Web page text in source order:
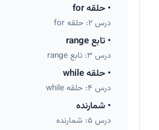
• حلقه for
درس 2: حلقه for
• تابع range
درس 3: تابع range
• حلقه while
درس 4: حلقه while
• شمارنده
درس 5: شمارنده